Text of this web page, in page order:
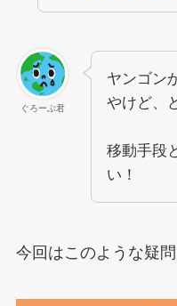
ぐろーぶ君
ヤンゴン
やけど、
移動手段
い！
今回はこのような疑